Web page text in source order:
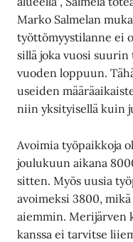
Marko Salmelan
työttömyystilanne ei
sillä joka vuosi
vuoden loppuun.
useiden
niin yksityisellä kuin
Avoimia työpaikkoja
joulukuun aikana
sitten. Myös uusia
avoimeksi 3800,
aiemmin. Merijärven
kanssa ei tarvitse